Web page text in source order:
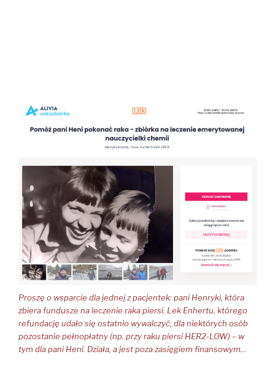
Proszę o wsparcie dla jednej z pacjentek: pani Henryki, która
zbiera fundusze na leczenie raka piersi. Lek Enhertu, którego
refundację udało się ostatnio wywalczyć, dla niektórych osób
pozostanie pełnopłatny (np. przy raku piersi HER2-LOW) – w
tym dla pani Heni. Działa, a jest poza zasięgiem finansowym…